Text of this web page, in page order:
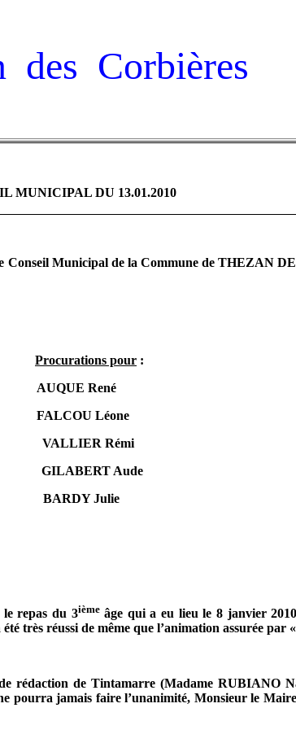
des Corbières
MUNICIPAL DU 13.01.2010
Conseil Municipal de la Communede THEZAN
Procurations pour :
AUQUE René
FALCOU Léone
VALLIER Rémi
GILABERT Aude
repas du 3ièmeâge qui a eu lieu le 8 janvier
très réussi de même que l’animation assurée par
de rédaction de Tintamarre (Madame
jamais faire l’unanimité, Monsieur le